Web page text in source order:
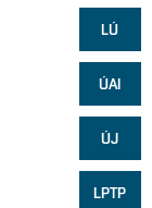
LÚ
ÚAI
ÚJ
LPTP